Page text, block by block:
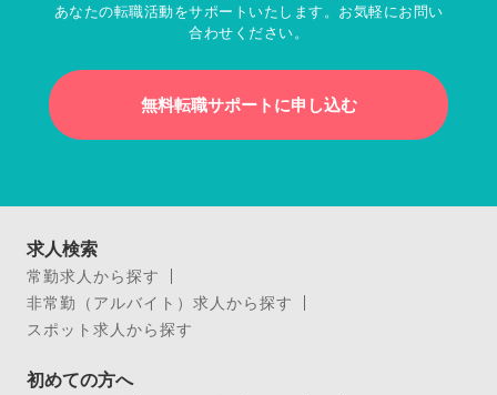
あなたの転職活動をサポートいたします。お気軽にお問い
合わせください。
無料転職サポートに申し込む
求人検索
常勤求人から探す
非常勤（アルバイト）求人から探す
スポット求人から探す
初めての方へ